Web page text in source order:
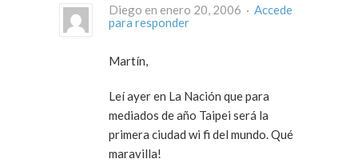
Diego en enero 20, 2006 · Accede
para responder
Martín,
Leí ayer en La Nación que para
mediados de año Taipei será la
primera ciudad wi fi del mundo. Qué
maravilla!